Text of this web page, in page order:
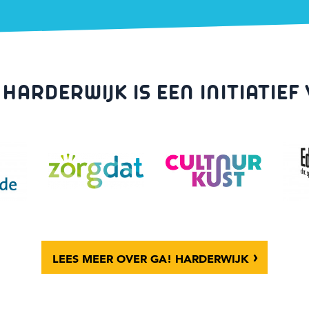
IS EEN INITIATIEF
LEES MEER OVER GA! HARDERWIJK